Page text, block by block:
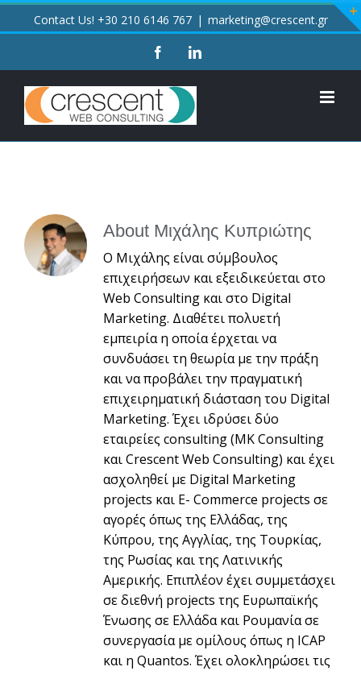
Skip
to
Contact Us! +30 210 6146 767 | marketing@crescent.gr
facebooklinkedin
About Μιχάλης Κυπριώτης
Ο Μιχάλης είναι σύμβουλος
επιχειρήσεων και εξειδικεύεται στο
Web Consulting και στο Digital
Marketing. Διαθέτει πολυετή
εμπειρία η οποία έρχεται να
συνδυάσει τη θεωρία με την πράξη
και να προβάλει την πραγματική
επιχειρηματική διάσταση του Digital
Marketing. Έχει ιδρύσει δύο
εταιρείες consulting (MK Consulting
και Crescent Web Consulting) και έχει
ασχοληθεί με Digital Marketing
projects και E- Commerce projects σε
αγορές όπως της Ελλάδας, της
Κύπρου, της Αγγλίας, της Τουρκίας,
της Ρωσίας και της Λατινικής
Αμερικής. Επιπλέον έχει συμμετάσχει
σε διεθνή projects της Ευρωπαϊκής
Ένωσης σε Ελλάδα και Ρουμανία σε
συνεργασία με ομίλους όπως η ICAP
και η Quantos. Έχει ολοκληρώσει τις